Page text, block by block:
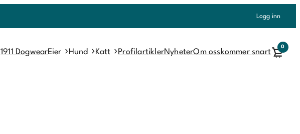
Logg inn
1911 DogwearEier Hund Katt ProfilartiklerNyheterOm osskommer snart
0